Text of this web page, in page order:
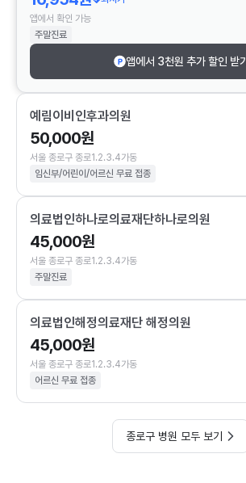
앱에서 확인 가능
주말진료
앱에서 3천원 추가 할인 받기
예림이비인후과의원
50,000원
서울 종로구 종로1.2.3.4가동
임신부/어린이/어르신 무료 접종
의료법인하나로의료재단하나로의원
45,000원
서울 종로구 종로1.2.3.4가동
주말진료
의료법인해정의료재단 해정의원
45,000원
서울 종로구 종로1.2.3.4가동
어르신 무료 접종
종로구 병원 모두 보기